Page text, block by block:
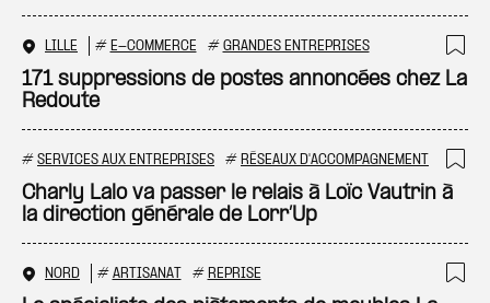
LILLE # E-COMMERCE # GRANDES ENTREPRISES
171 suppressions de postes annoncées chez La
Redoute
# SERVICES AUX ENTREPRISES # RÉSEAUX D'ACCOMPAGNEMENT
Charly Lalo va passer le relais à Loïc Vautrin à
la direction générale de Lorr’Up
NORD # ARTISANAT # REPRISE